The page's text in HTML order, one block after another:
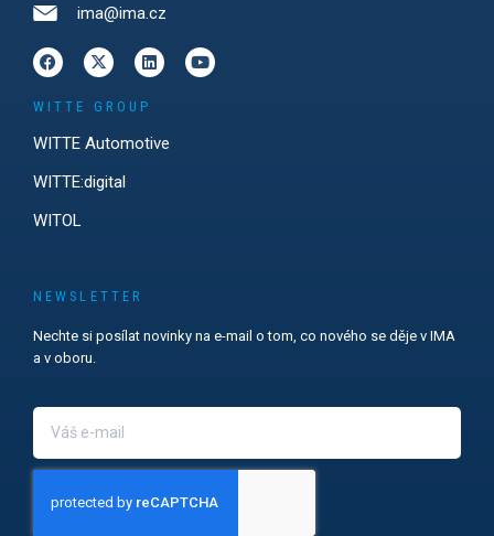
ima@ima.cz
WITTE GROUP
WITTE Automotive
WITTE:digital
WITOL
NEWSLETTER
Nechte si posílat novinky na e-mail o tom, co nového se děje v IMA
a v oboru.